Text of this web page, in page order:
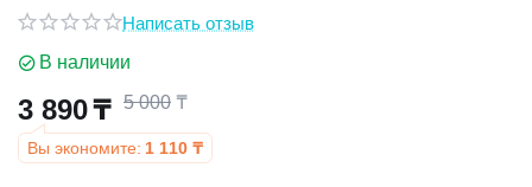
Написать отзыв
В наличии
3 890₸ 5 000 ₸
Вы экономите: 1 110 ₸